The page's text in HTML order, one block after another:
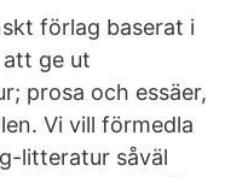
förlag baserat i
ge ut
prosa och essäer,
Vi vill förmedla
litteratur såväl